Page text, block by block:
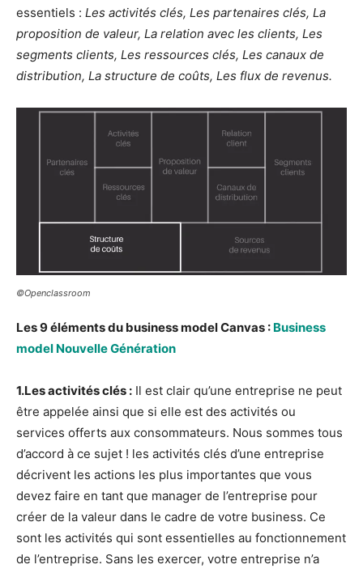
essentiels : Les activités clés, Les partenaires clés, La
proposition de valeur, La relation avec les clients, Les
segments clients, Les ressources clés, Les canaux de
distribution, La structure de coûts, Les flux de revenus.
©Openclassroom
Les 9 éléments du business model Canvas : Business
model Nouvelle Génération
1.Les activités clés : Il est clair qu’une entreprise ne peut
être appelée ainsi que si elle est des activités ou
services offerts aux consommateurs. Nous sommes tous
d’accord à ce sujet ! les activités clés d’une entreprise
décrivent les actions les plus importantes que vous
devez faire en tant que manager de l’entreprise pour
créer de la valeur dans le cadre de votre business. Ce
sont les activités qui sont essentielles au fonctionnement
de l’entreprise. Sans les exercer, votre entreprise n’a